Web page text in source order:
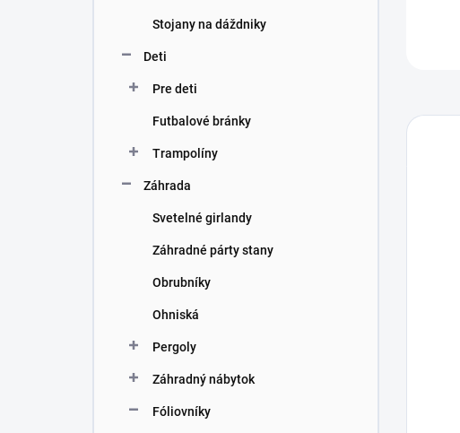
Stojany na dáždniky
Deti
Pre deti
Futbalové bránky
Trampolíny
Záhrada
Svetelné girlandy
Záhradné párty stany
Obrubníky
Ohniská
Pergoly
Záhradný nábytok
Fóliovníky